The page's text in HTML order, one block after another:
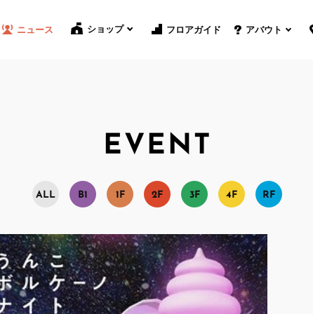
ニュース ショップ フロアガイド アバウト
EVENT
A L L B1 1 F 2 F 3F 4 F R F